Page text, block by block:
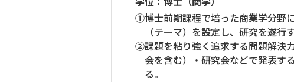
①博士前期課程で培った商業学分野
（テーマ）を設定し、研究を遂行
②課題を粘り強く追求する問題解決
会を含む）・研究会などで発表す
る。